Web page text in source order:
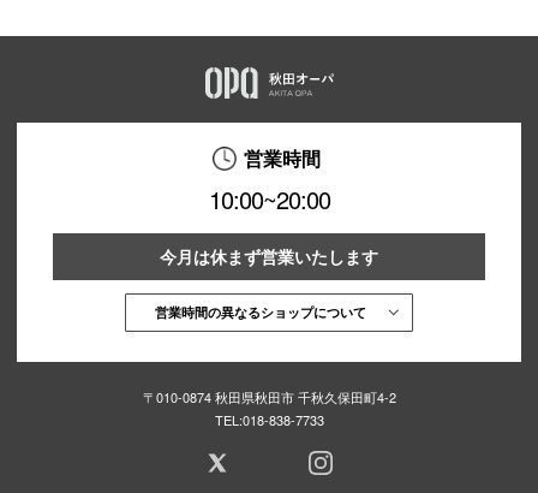
営業時間
10:00~20:00
今月は休まず営業いたします
営業時間の異なるショップについて
〒010-0874 秋田県秋田市 千秋久保田町4-2
TEL:018-838-7733